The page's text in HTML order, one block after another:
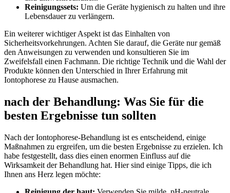
Reinigungssets: Um die Geräte hygienisch zu halten und ihre
Lebensdauer zu verlängern.
Ein weiterer wichtiger Aspekt ist das Einhalten von
Sicherheitsvorkehrungen. Achten Sie darauf, die Geräte nur gemäß
den Anweisungen zu verwenden und konsultieren Sie im
Zweifelsfall einen Fachmann. Die richtige Technik und die Wahl der
Produkte können den Unterschied in Ihrer Erfahrung mit
Iontophorese zu Hause ausmachen.
nach der Behandlung: Was Sie für die
besten Ergebnisse tun sollten
Nach der Iontophorese-Behandlung ist es entscheidend, einige
Maßnahmen zu ergreifen, um die besten Ergebnisse zu erzielen. Ich
habe festgestellt, dass dies einen enormen Einfluss auf die
Wirksamkeit der Behandlung hat. Hier sind einige Tipps, die ich
Ihnen ans Herz legen möchte: